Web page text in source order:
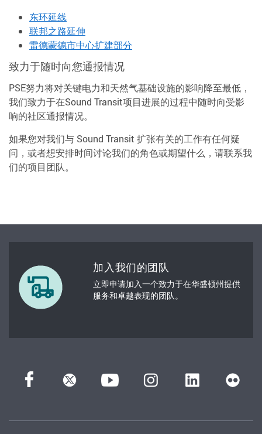
东环延线
联邦之路延伸
雷德蒙德市中心扩建部分
致力于随时向您通报情况
PSE努力将对关键电力和天然气基础设施的影响降至最低，
我们致力于在Sound Transit项目进展的过程中随时向受影
响的社区通报情况。
如果您对我们与 Sound Transit 扩张有关的工作有任何疑
问，或者想安排时间讨论我们的角色或期望什么，请联系我
们的项目团队。
加入我们的团队
立即申请加入一个致力于在华盛顿州提供
服务和卓越表现的团队。